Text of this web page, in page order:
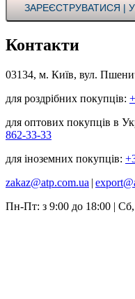
ЗАРЕЄСТРУВАТИСЯ |
Контакти
03134, м. Київ, вул.
для роздрібних покупців:
для оптових покупців в
862-33-33
для іноземних покупців:
zakaz@atp.com.ua |
Пн-Пт: з 9:00 до 18:00 |